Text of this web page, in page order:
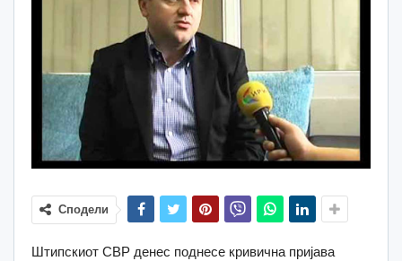
Сподели
Штипскиот СВР денес поднесе кривична пријава